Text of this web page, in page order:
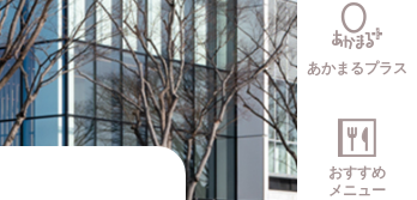
あかまるプラス
おすすめ
メニュー